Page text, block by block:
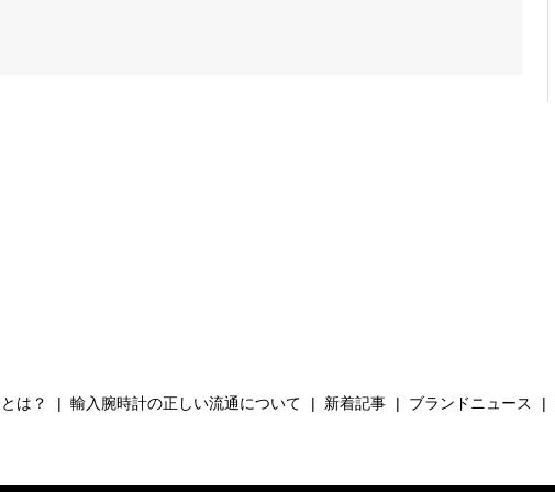
は？ 輸入腕時計の正しい流通について 新着記事 ブランドニュース